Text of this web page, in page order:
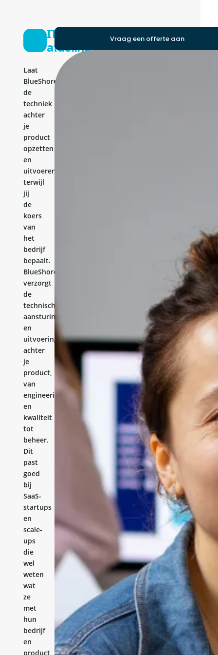
IT-
afdeling
Laat
BlueShores
de
techniek
achter
je
product
opzetten
en
uitvoeren,
terwijl
jij
de
koers
van
het
bedrijf
bepaalt.
BlueShores
verzorgt
de
technische
aansturing
en
uitvoering
achter
je
product,
van
engineering
en
kwaliteit
tot
beheer.
Dit
past
goed
bij
SaaS-
startups
en
scale-
ups
die
wel
weten
wat
ze
met
hun
bedrijf
en
product
Vraag een offerte aan